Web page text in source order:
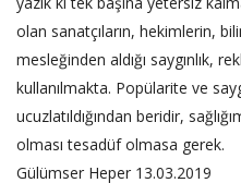
olan sanatçıların, hekimlerin,
mesleğinden aldığı saygınlık,
kullanılmakta. Popülarite ve
ucuzlatıldığından beridir,
olması tesadüf olmasa gerek.
Gülümser Heper 13.03.2019